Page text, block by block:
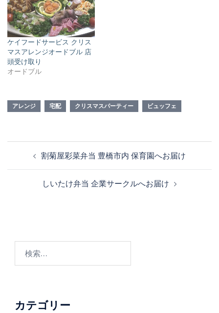
ケイフードサービス クリス
マスアレンジオードブル 店
頭受け取り
オードブル
アレンジ 宅配 クリスマスパーティー ビュッフェ
ナ
ョ
割菊屋彩菜弁当 豊橋市内 保育園へお届け
しいたけ弁当 企業サークルへお届け
カテゴリー